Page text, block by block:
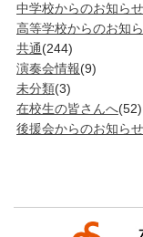
中学校からのお知らせ
高等学校からのお知
共通(244)
演奏会情報(9)
未分類(3)
在校生の皆さんへ(52)
後援会からのお知らせ